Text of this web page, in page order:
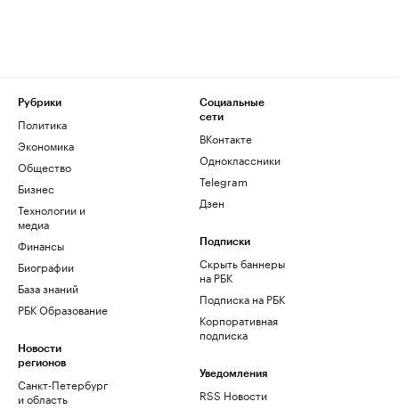
Рубрики
Политика
Экономика
Общество
Бизнес
Технологии и
медиа
Финансы
Биографии
База знаний
РБК Образование
Новости
регионов
Санкт-Петербург
и область
Социальные
сети
ВКонтакте
Одноклассники
Telegram
Дзен
Подписки
Скрыть баннеры
на РБК
Подписка на РБК
Корпоративная
подписка
Уведомления
RSS Новости